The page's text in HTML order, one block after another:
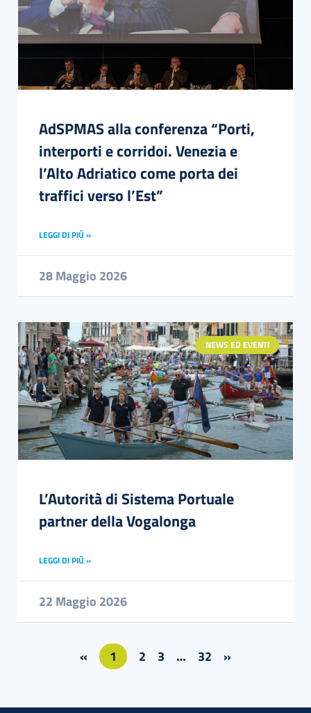
AdSPMAS alla conferenza “Porti,
interporti e corridoi. Venezia e
l’Alto Adriatico come porta dei
traffici verso l’Est”
LEGGI DI PIÙ »
28 Maggio 2026
NEWS ED EVENTI
L’Autorità di Sistema Portuale
partner della Vogalonga
LEGGI DI PIÙ »
22 Maggio 2026
« 1 2 3 … 32 »